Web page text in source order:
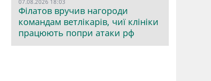
07.08.2026 18:03
Філатов вручив нагороди
командам ветлікарів, чиї клініки
працюють попри атаки рф